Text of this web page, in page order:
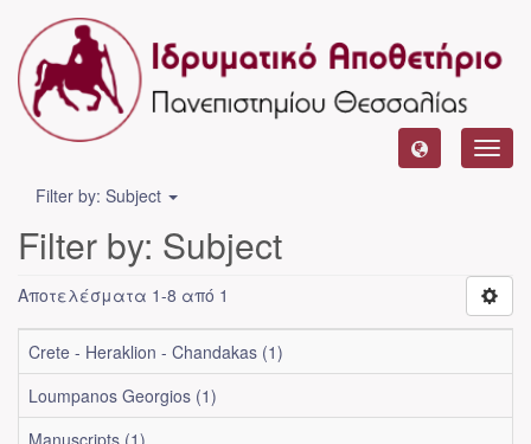
Filter by: Subject
Filter by: Subject
Αποτελέσματα 1-8 από 1
Crete - Heraklion - Chandakas (1)
Loumpanos Georgios (1)
Manuscripts (1)